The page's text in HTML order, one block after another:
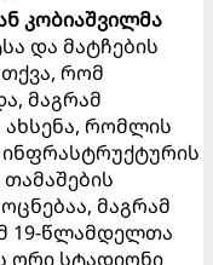
კობიაშვილმა
და მატჩების
რომ
მაგრამ
რომლის
მაგრამ
19-წლამდელთა
ორი სტადიონი